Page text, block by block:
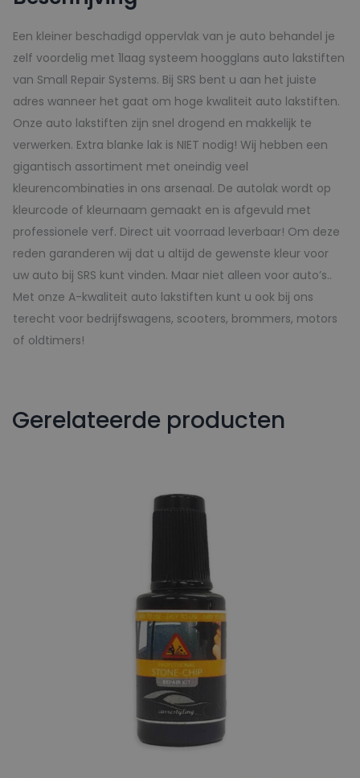
Een kleiner beschadigd oppervlak van je auto behandel je
zelf voordelig met 1laag systeem hoogglans auto lakstiften
van Small Repair Systems. Bij SRS bent u aan het juiste
adres wanneer het gaat om hoge kwaliteit auto lakstiften.
Onze auto lakstiften zijn snel drogend en makkelijk te
verwerken. Extra blanke lak is NIET nodig! Wij hebben een
gigantisch assortiment met oneindig veel
kleurencombinaties in ons arsenaal. De autolak wordt op
kleurcode of kleurnaam gemaakt en is afgevuld met
professionele verf. Direct uit voorraad leverbaar! Om deze
reden garanderen wij dat u altijd de gewenste kleur voor
uw auto bij SRS kunt vinden. Maar niet alleen voor auto’s..
Met onze A-kwaliteit auto lakstiften kunt u ook bij ons
terecht voor bedrijfswagens, scooters, brommers, motors
of oldtimers!
Gerelateerde producten